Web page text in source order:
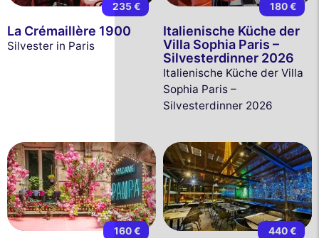
235 €
La Crémaillère 1900
Silvester in Paris
180 €
Italienische Küche der
Villa Sophia Paris –
Silvesterdinner 2026
Italienische Küche der Villa
Sophia Paris –
Silvesterdinner 2026
160 € 440 €